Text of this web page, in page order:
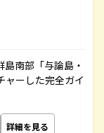
南部「与論島・
ャーした完全ガイ
詳細を見る